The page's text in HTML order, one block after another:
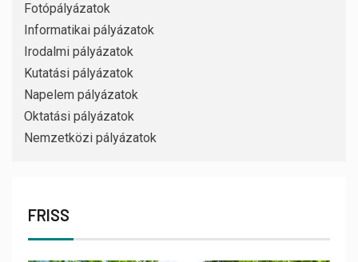
Fotópályázatok
Informatikai pályázatok
Irodalmi pályázatok
Kutatási pályázatok
Napelem pályázatok
Oktatási pályázatok
Nemzetközi pályázatok
FRISS